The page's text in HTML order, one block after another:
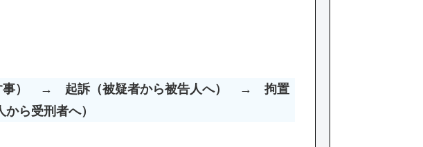
） → 起訴（被疑者から被告人へ） → 拘置
から受刑者へ）